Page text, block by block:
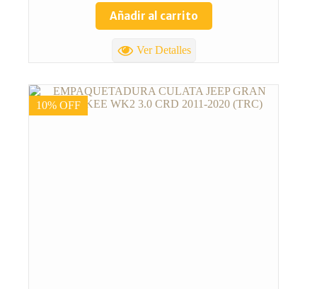
Añadir al carrito
Ver Detalles
10% OFF